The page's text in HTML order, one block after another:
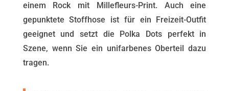
einem Rock mit Millefleurs-Print. Auch eine
gepunktete Stoffhose ist für ein Freizeit-Outfit
geeignet und setzt die Polka Dots perfekt in
Szene, wenn Sie ein unifarbenes Oberteil dazu
tragen.